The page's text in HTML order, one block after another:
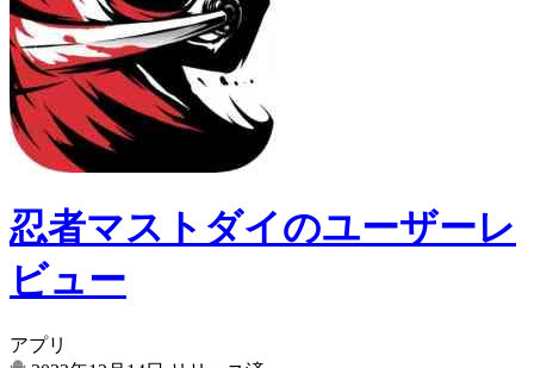
忍者マストダイのユーザーレ
ビュー
アプリ